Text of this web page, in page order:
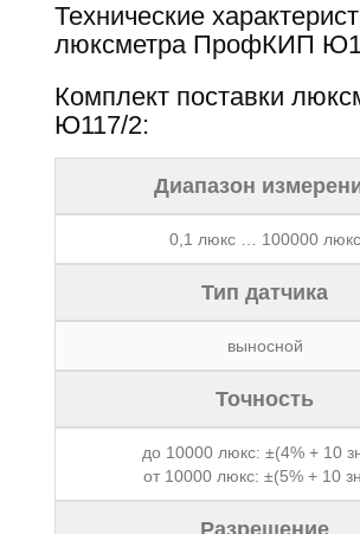
Технические
люксметра ПрофКИП
Комплект поставки
Ю117/2:
Диапазон
0,1 люкс … 100000 люкс
Тип датчика
выносной
Точность
до 10000 люкс: ±(4% + 10
от 10000 люкс: ±(5% + 10
Разрешение